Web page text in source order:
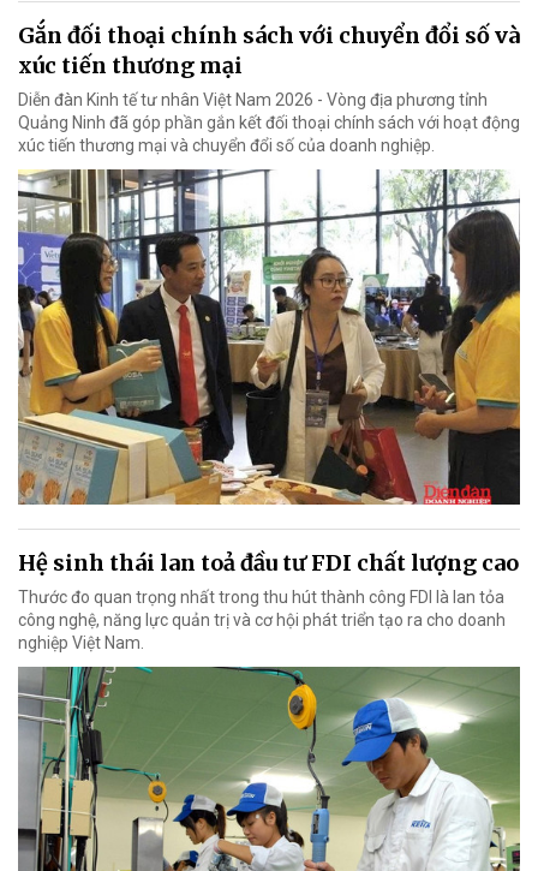
Gắn đối thoại chính sách với chuyển đổi số và
xúc tiến thương mại
Diễn đàn Kinh tế tư nhân Việt Nam 2026 - Vòng địa phương tỉnh
Quảng Ninh đã góp phần gắn kết đối thoại chính sách với hoạt động
xúc tiến thương mại và chuyển đổi số của doanh nghiệp.
Hệ sinh thái lan toả đầu tư FDI chất lượng cao
Thước đo quan trọng nhất trong thu hút thành công FDI là lan tỏa
công nghệ, năng lực quản trị và cơ hội phát triển tạo ra cho doanh
nghiệp Việt Nam.